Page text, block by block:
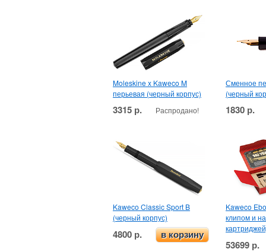
Moleskine x Kaweco M
перьевая (черный корпус)
3315 р. Распродано!
Сменное
(черный
1830 р.
Kaweco Classic Sport B
(черный корпус)
4800 р. в корзину
Kaweco
клипом и
53699 р.